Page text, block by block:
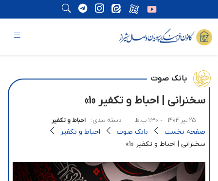
بانک صوت
سخنرانی | احباط و تکفیر «1»
25 تیر 1404 - 1:30 ب.ظ دسته بندی: احباط و تکفیر
صفحه نخست بانک صوت
احباط و تکفیر
سخنرانی | احباط و تکفیر «1»